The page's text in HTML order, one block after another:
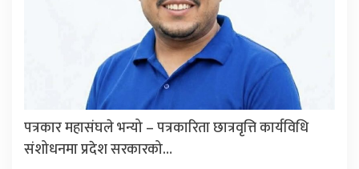
पत्रकार महासंघले भन्यो – पत्रकारिता छात्रवृत्ति कार्यविधि
संशोधनमा प्रदेश सरकारको…